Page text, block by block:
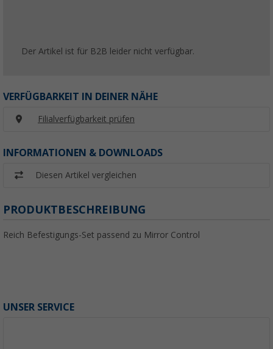
Der Artikel ist für B2B leider nicht verfügbar.
VERFÜGBARKEIT IN DEINER NÄHE
Filialverfügbarkeit prüfen
INFORMATIONEN & DOWNLOADS
Diesen Artikel vergleichen
PRODUKTBESCHREIBUNG
Reich Befestigungs-Set passend zu Mirror Control
UNSER SERVICE